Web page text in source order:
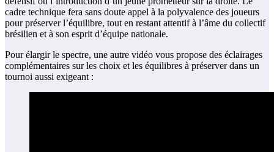
cadre technique fera sans doute appel à la polyvalence des joueurs
pour préserver l’équilibre, tout en restant attentif à l’âme du collectif
brésilien et à son esprit d’équipe nationale.
Pour élargir le spectre, une autre vidéo vous propose des éclairages
complémentaires sur les choix et les équilibres à préserver dans un
tournoi aussi exigeant :